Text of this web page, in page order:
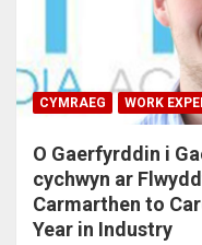
CYMRAEG WORK
O Gaerfyrddin i
cychwyn ar
Carmarthen to
Year in Industry